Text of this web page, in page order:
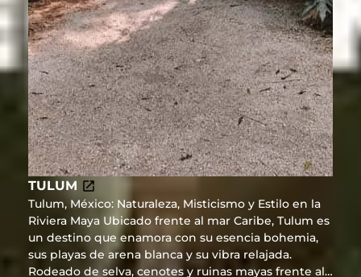
TULUM
Tulum, México: Naturaleza, Misticismo y Estilo en la
Riviera Maya Ubicado frente al mar Caribe, Tulum es
un destino que enamora con su esencia bohemia,
sus playas de arena blanca y su vibra relajada.
Rodeado de selva, cenotes y ruinas mayas frente al